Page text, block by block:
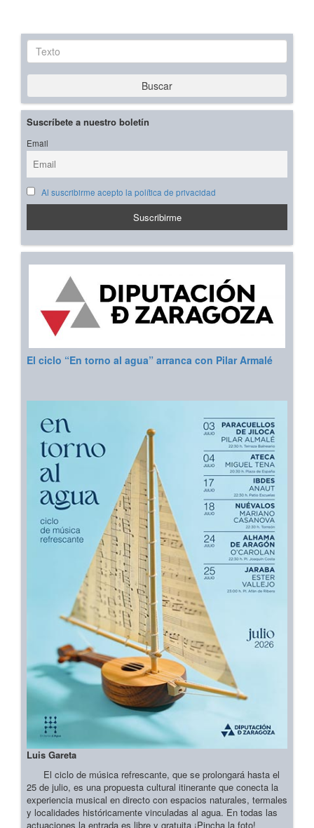
Texto
Buscar
Suscríbete a nuestro boletín
Email
Al suscribirme acepto la política de privacidad
El ciclo “En torno al agua” arranca con Pilar Armalé
Luis Gareta
El ciclo de música refrescante, que se prolongará hasta el
25 de julio, es una propuesta cultural itinerante que conecta la
experiencia musical en directo con espacios naturales, termales
y localidades históricamente vinculadas al agua. En todas las
actuaciones la entrada es libre y gratuita ¡Pincha la foto!